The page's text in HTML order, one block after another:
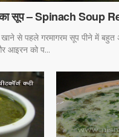
सूप – Spinach Soup
खाने से पहले गरमागरम सूप पीने में
आइरन को प...